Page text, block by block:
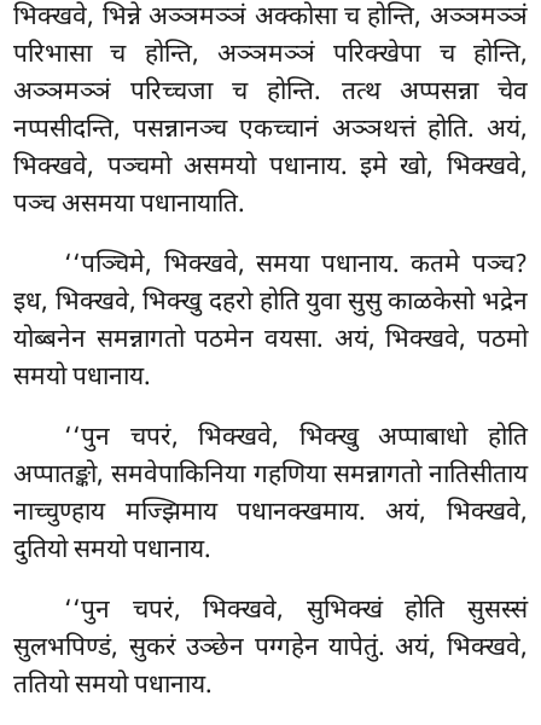
भिक्खवे, भिन्ने अञ्ञमञ्ञं अक्कोसा च होन्ति, अञ्ञमञ्ञं
परिभासा च होन्ति, अञ्ञमञ्ञं परिक्खेपा च होन्ति,
अञ्ञमञ्ञं परिच्चजा च होन्ति. तत्थ अप्पसन्ना चेव
नप्पसीदन्ति, पसन्नानञ्च एकच्चानं अञ्ञथत्तं होति. अयं,
भिक्खवे, पञ्चमो असमयो पधानाय. इमे खो, भिक्खवे,
पञ्च असमया पधानायाति.
‘‘पञ्चिमे, भिक्खवे, समया पधानाय. कतमे पञ्च?
इध, भिक्खवे, भिक्खु दहरो होतियुवा सुसु काळकेसो भद्रेन
योब्बनेन समन्नागतो पठमेन वयसा. अयं, भिक्खवे, पठमो
समयो पधानाय.
‘‘पुन चपरं, भिक्खवे, भिक्खु अप्पाबाधो होति
अप्पातङ्को, समवेपाकिनिया गहणिया समन्नागतो नातिसीताय
नाच्चुण्हाय मज्झिमाय पधानक्खमाय. अयं, भिक्खवे,
दुतियो समयो पधानाय.
‘‘पुन चपरं, भिक्खवे, सुभिक्खं होति सुसस्सं
सुलभपिण्डं, सुकरं उञ्छेन पग्गहेन यापेतुं. अयं, भिक्खवे,
ततियो समयो पधानाय.